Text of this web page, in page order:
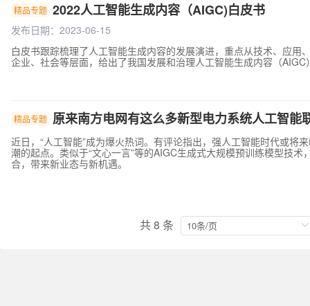
精品专题 2022人工智能生成内容（AIGC)白皮书
发布日期：2023-06-15
白皮书跟踪梳理了人工智能生成内容的发展演进，重点从技术、应
企业、社会等层面，给出了我国发展和治理人工智能生成内容（AIGC
精品专题 原来南方电网有这么多新型电力系统人工智能
近日，“人工智能”成为爆火热词。有评论指出，强人工智能时代或将
潮的起点。类似于“文心一言”等的AIGC生成式大规模预训练模型技
合，带来新业态与新机遇。
共 8 条